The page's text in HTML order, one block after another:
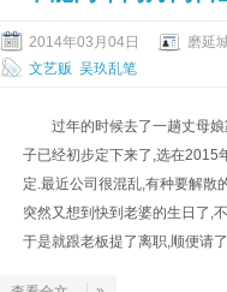
2014年03月04日 磨延
文艺贩 吴玖乱笔
过年的时候去了一趟丈母
子已经初步定下来了,选在2015
定.最近公司很混乱,有种要解散
突然又想到快到老婆的生日了,
于是就跟老板提了离职,顺便请